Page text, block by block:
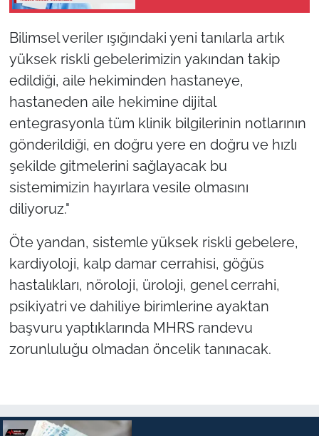
Bilimsel veriler ışığındaki yeni tanılarla artık
yüksek riskli gebelerimizin yakından takip
edildiği, aile hekiminden hastaneye,
hastaneden aile hekimine dijital
entegrasyonla tüm klinik bilgilerinin notlarının
gönderildiği, en doğru yere en doğru ve hızlı
şekilde gitmelerini sağlayacak bu
sistemimizin hayırlara vesile olmasını
diliyoruz."
Öte yandan, sistemle yüksek riskli gebelere,
kardiyoloji, kalp damar cerrahisi, göğüs
hastalıkları, nöroloji, üroloji, genel cerrahi,
psikiyatri ve dahiliye birimlerine ayaktan
başvuru yaptıklarında MHRS randevu
zorunluluğu olmadan öncelik tanınacak.